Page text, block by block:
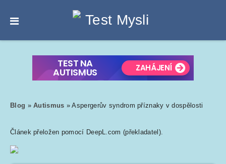
Blog »Autismus »Aspergerův syndrom příznaky v dospělosti
Článek přeložen pomocí DeepL.com (překladatel).